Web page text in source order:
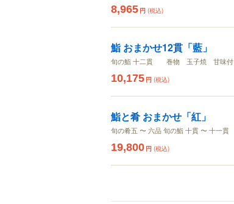
8,965 円 (税込)
鮨 おまかせ12貫「藍」
旬の鮨 十二貫 巻物 玉子焼 甘味付
10,175 円 (税込)
鮨と肴 おまかせ「紅」
旬の肴五 〜 六品 旬の鮨 十貫 〜 十一貫
19,800 円 (税込)